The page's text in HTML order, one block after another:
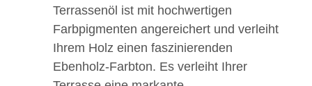
Terrassenöl ist mit hochwertigen
Farbpigmenten angereichert und verleiht
Ihrem Holz einen faszinierenden
Ebenholz-Farbton. Es verleiht Ihrer